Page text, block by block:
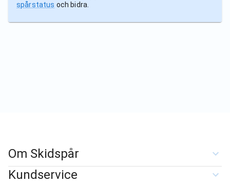
spårstatus och bidra.
Om Skidspår
Kundservice